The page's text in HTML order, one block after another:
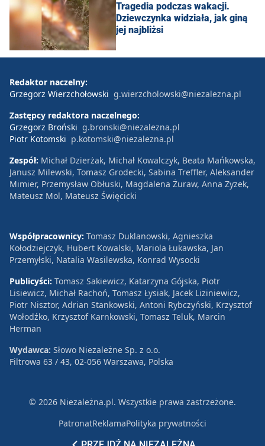
Tragedia podczas wakacji.
Dziewczynka widziała, jak giną
jej najbliżsi
Redaktor naczelny:
Grzegorz Wierzchołowski g.wierzcholowski@niezalezna.pl
Zastępcy redaktora naczelnego:
Grzegorz Broński g.bronski@niezalezna.pl
Piotr Kotomski p.kotomski@niezalezna.pl
Zespół: Michał Dzierżak, Michał Kowalczyk, Beata Mańkowska,
Janusz Milewski, Tomasz Grodecki, Sabina Treffler, Aleksander
Mimier, Przemysław Obłuski, Magdalena Żuraw, Anna Zyzek,
Mateusz Mol, Mateusz Święcicki
Współpracownicy: Tomasz Duklanowski, Agnieszka
Kołodziejczyk, Hubert Kowalski, Mariola Łukawska, Jan
Przemyłski, Natalia Wasilewska, Konrad Wysocki
Publicyści: Tomasz Sakiewicz, Katarzyna Gójska, Piotr
Lisiewicz, Michał Rachoń, Tomasz Łysiak, Jacek Liziniewicz,
Piotr Nisztor, Adrian Stankowski, Antoni Rybczyński, Krzysztof
Wołodźko, Krzysztof Karnkowski, Tomasz Teluk, Marcin
Herman
Wydawca: Słowo Niezależne Sp. z o.o.
Filtrowa 63 / 43, 02-056 Warszawa, Polska
© 2026 Niezależna.pl. Wszystkie prawa zastrzeżone.
PatronatReklamaPolityka prywatności